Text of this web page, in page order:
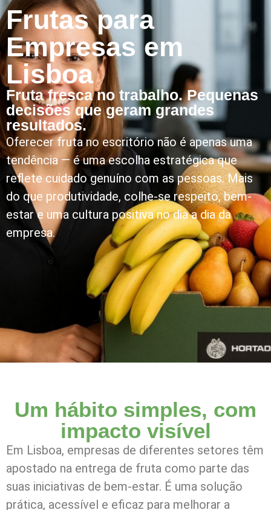
Frutas para
Empresas em
Lisboa
Fruta fresca no trabalho. Pequenas
decisões que geram grandes
resultados.
Oferecer fruta no escritório não é apenas uma
tendência — é uma escolha estratégica que
reflete cuidado genuíno com as pessoas. Mais
do que produtividade, colhe-se respeito, bem-
estar e uma cultura positiva no dia a dia da
empresa.
Um hábito simples, com
impacto visível
Em Lisboa, empresas de diferentes setores têm
apostado na entrega de fruta como parte das
suas iniciativas de bem-estar. É uma solução
prática, acessível e eficaz para melhorar a